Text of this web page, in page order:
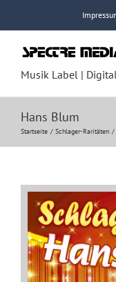
springen
Musik Label |
Hans Blum
Startseite Schlager-Raritäten